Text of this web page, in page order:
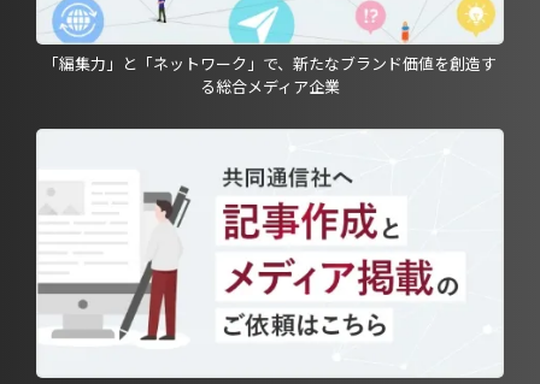
「編集力」と「ネットワーク」で、新たなブランド価値を創造す
る総合メディア企業